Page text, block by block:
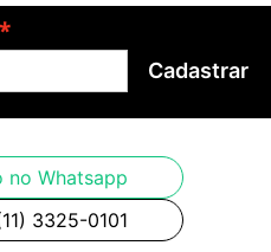
Cadastrar
no Whatsapp
3325-0101